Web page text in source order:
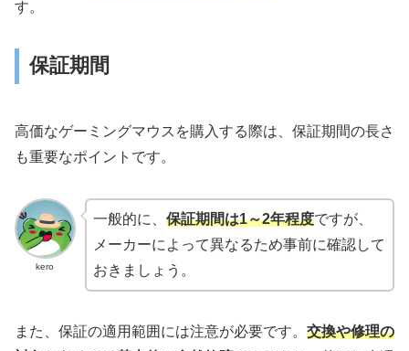
す。
保証期間
高価なゲーミングマウスを購入する際は、保証期間の長さ
も重要なポイントです。
kero
一般的に、 保証期間は1～2年程度ですが、
メーカーによって異なるため事前に確認して
おきましょう。
また、保証の適用範囲には注意が必要です。 交換や修理の